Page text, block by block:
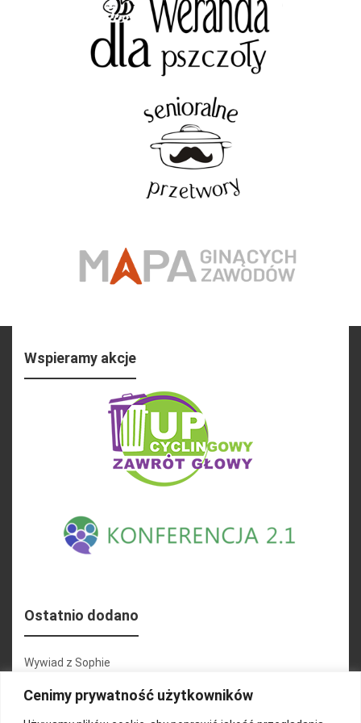
Cenimy prywatność użytkowników
Wspieramy akcje
Ostatnio dodano
Wywiad z Sophie
Konferencja 2.1